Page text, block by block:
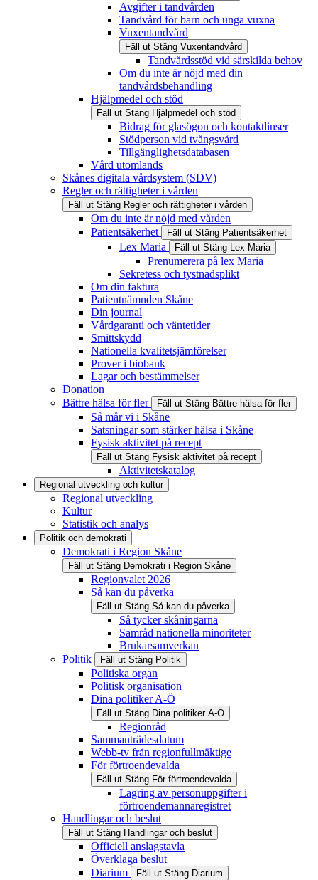
Avgifter i tandvården
Tandvård för barn och unga vuxna
Vuxentandvård
Fäll ut Stäng Vuxentandvård
Tandvårdsstöd vid särskilda behov
Om du inte är nöjd med din
tandvårdsbehandling
Hjälpmedel och stöd
Fäll ut Stäng Hjälpmedel och stöd
Bidrag för glasögon och kontaktlinser
Stödperson vid tvångsvård
Tillgänglighetsdatabasen
Vård utomlands
Skånes digitala vårdsystem (SDV)
Regler och rättigheter i vården
Fäll ut Stäng Regler och rättigheter i vården
Om du inte är nöjd med vården
Patientsäkerhet
Fäll ut Stäng Patientsäkerhet
Lex Maria Fäll ut Stäng Lex Maria
Prenumerera på lex Maria
Sekretess och tystnadsplikt
Om din faktura
Patientnämnden Skåne
Din journal
Vårdgaranti och väntetider
Smittskydd
Nationella kvalitetsjämförelser
Prover i biobank
Lagar och bestämmelser
Donation
Bättre hälsa för fler
Fäll ut Stäng Bättre hälsa för fler
Så mår vi i Skåne
Satsningar som stärker hälsa i Skåne
Fysisk aktivitet på recept
Fäll ut Stäng Fysisk aktivitet på recept
Aktivitetskatalog
Regional utveckling och kultur
Regional utveckling
Kultur
Statistik och analys
Politik och demokrati
Demokrati i Region Skåne
Fäll ut Stäng Demokrati i Region Skåne
Regionvalet 2026
Så kan du påverka
Fäll ut Stäng Så kan du påverka
Så tycker skåningarna
Samråd nationella minoriteter
Brukarsamverkan
Politik
Fäll ut Stäng Politik
Politiska organ
Politisk organisation
Dina politiker A-Ö
Fäll ut Stäng Dina politiker A-Ö
Regionråd
Sammanträdesdatum
Webb-tv från regionfullmäktige
För förtroendevalda
Fäll ut Stäng För förtroendevalda
Lagring av personuppgifter i
förtroendemannaregistret
Handlingar och beslut
Fäll ut Stäng Handlingar och beslut
Officiell anslagstavla
Överklaga beslut
Diarium
Fäll ut Stäng Diarium